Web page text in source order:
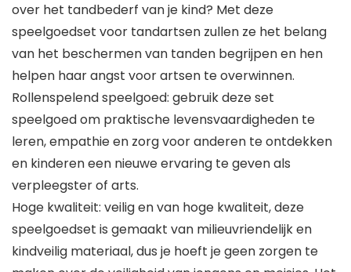
over het tandbederf van je kind? Met deze
speelgoedset voor tandartsen zullen ze het belang
van het beschermen van tanden begrijpen en hen
helpen haar angst voor artsen te overwinnen.
Rollenspelend speelgoed: gebruik deze set
speelgoed om praktische levensvaardigheden te
leren, empathie en zorg voor anderen te ontdekken
en kinderen een nieuwe ervaring te geven als
verpleegster of arts.
Hoge kwaliteit: veilig en van hoge kwaliteit, deze
speelgoedset is gemaakt van milieuvriendelijk en
kindveilig materiaal, dus je hoeft je geen zorgen te